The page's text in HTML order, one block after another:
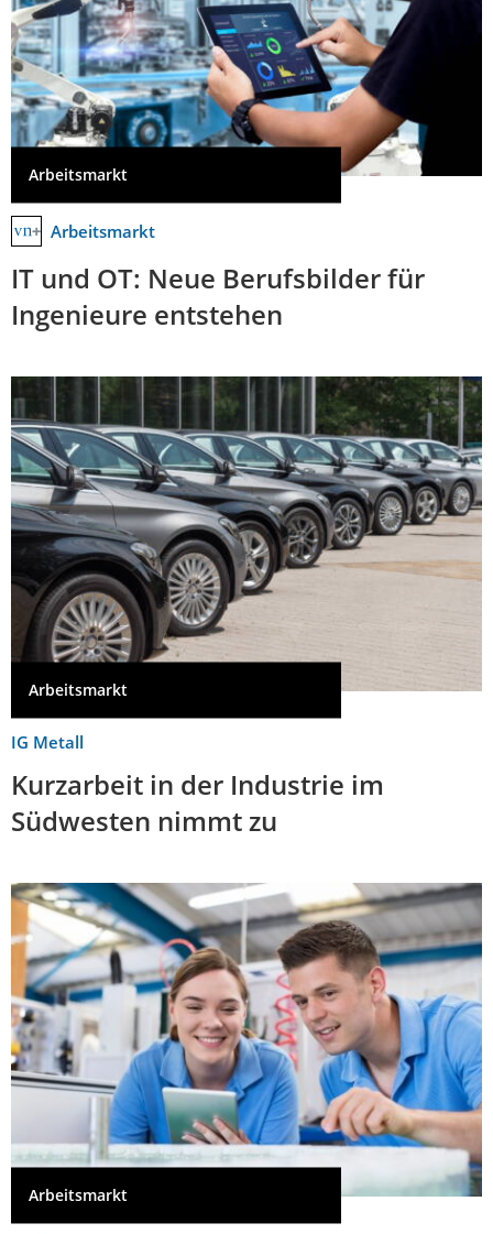
Arbeitsmarkt
Arbeitsmarkt
IT und OT: Neue Berufsbilder für
Ingenieure entstehen
Arbeitsmarkt
IG Metall
Kurzarbeit in der Industrie im
Südwesten nimmt zu
Arbeitsmarkt